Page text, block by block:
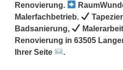
Renovierung.
Malerfachbetrieb.
Badsanierung,
Renovierung in 63505
Ihrer Seite
.